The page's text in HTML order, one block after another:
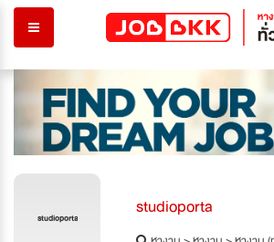
studioporta studioporta